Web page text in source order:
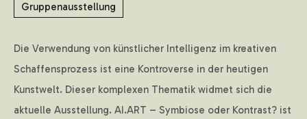
Gruppenausstellung
Die Verwendung von künstlicher Intelligenz im kreativen
Schaffensprozess ist eine Kontroverse in der heutigen
Kunstwelt. Dieser komplexen Thematik widmet sich die
aktuelle Ausstellung. AI.ART – Symbiose oder Kontrast? ist